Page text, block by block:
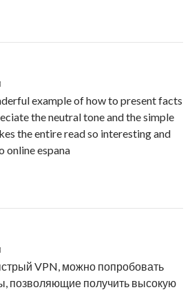
example of how to present facts
the neutral tone and the simple
the entire read so interesting and
online espana
VPN, можно попробовать
позволяющие получить высокую